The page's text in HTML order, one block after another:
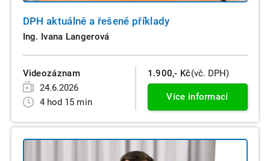
DPH aktuálně a řešené příklady
Ing. Ivana Langerová
Videozáznam
24.6.2026
4 hod 15 min
1.900,- Kč(vč. DPH)
Více informací